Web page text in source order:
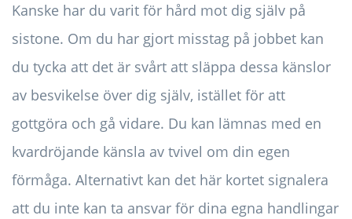
Kanske har du varit för hård mot dig själv på
sistone. Om du har gjort misstag på jobbet kan
du tycka att det är svårt att släppa dessa känslor
av besvikelse över dig själv, istället för att
gottgöra och gå vidare. Du kan lämnas med en
kvardröjande känsla av tvivel om din egen
förmåga. Alternativt kan det här kortet signalera
att du inte kan ta ansvar för dina egna handlingar